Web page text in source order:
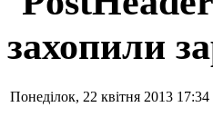
захопили
Понеділок, 22 квітня 2013 17:34